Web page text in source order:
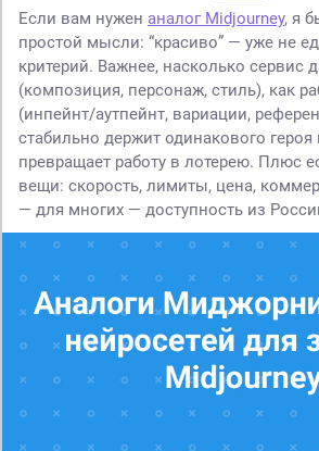
Если вам нужен аналог Midjourney, я
простой мысли: “красиво” — уже не
критерий. Важнее, насколько сервис
(композиция, персонаж, стиль), как
(инпейнт/аутпейнт, вариации,
стабильно держит одинакового героя
превращает работу в лотерею. Плюс
вещи: скорость, лимиты, цена,
— для многих — доступность из